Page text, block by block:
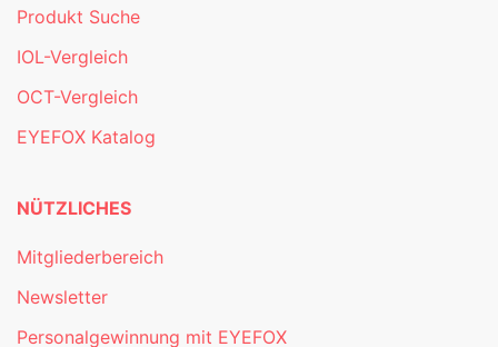
Produkt Suche
IOL-Vergleich
OCT-Vergleich
EYEFOX Katalog
NÜTZLICHES
Mitgliederbereich
Newsletter
Personalgewinnung mit EYEFOX